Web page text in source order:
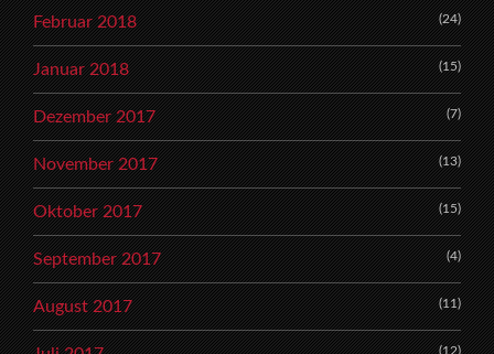
Februar 2018 (24)
Januar 2018 (15)
Dezember 2017 (7)
November 2017 (13)
Oktober 2017 (15)
September 2017 (4)
August 2017 (11)
(12)